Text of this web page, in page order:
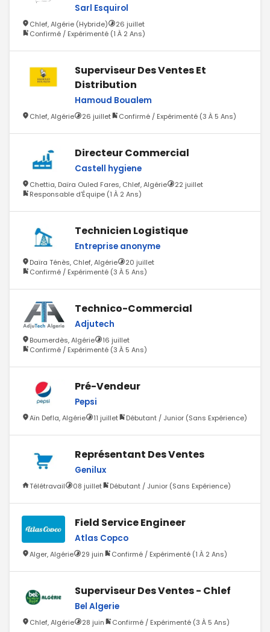
Sarl Esquirol
Chlef, Algérie (Hybride)
26 juillet
Confirmé / Expérimenté (1 À 2 Ans)
Superviseur Des Ventes Et
Distribution
Hamoud Boualem
Chlef, Algérie 26 juillet Confirmé / Expérimenté (3 À 5 Ans)
Directeur Commercial
Castell hygiene
Chettia, Daïra Ouled Fares, Chlef, Algérie
22 juillet
Responsable d'Équipe (1 À 2 Ans)
Technicien Logistique
Entreprise anonyme
Daïra Ténès, Chlef, Algérie
20 juillet
Confirmé / Expérimenté (3 À 5 Ans)
Technico-Commercial
Adjutech
Boumerdès, Algérie
16 juillet
Confirmé / Expérimenté (3 À 5 Ans)
Pré-Vendeur
Pepsi
Aïn Defla, Algérie 11 juillet Débutant / Junior (Sans Expérience)
Représentant Des Ventes
Genilux
Télétravail 08 juillet Débutant / Junior (Sans Expérience)
Field Service Engineer
Atlas Copco
Alger, Algérie 29 juin Confirmé / Expérimenté (1 À 2 Ans)
Superviseur Des Ventes - Chlef
Bel Algerie
Chlef, Algérie 28 juin Confirmé / Expérimenté (3 À 5 Ans)